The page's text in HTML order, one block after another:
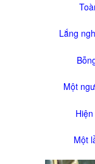
Kinh Nghiệm
Hình Ảnh
Cách Cầu
Nhận Định
Phương
Tác Phẩm
Lắng
Một
Một